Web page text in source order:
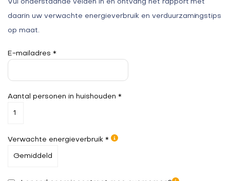
Vul onderstaande velden in en ontvang het rapport met
daarin uw verwachte energieverbruik en verduurzamingstips
op maat.
E-mailadres *
Aantal personen in huishouden *
Verwachte energieverbruik *